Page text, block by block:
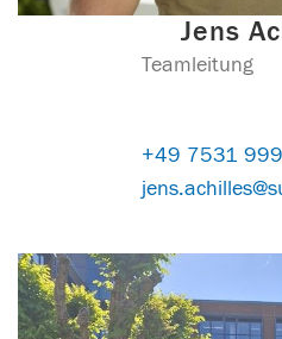
Jens
Teamleitung
+49 7531